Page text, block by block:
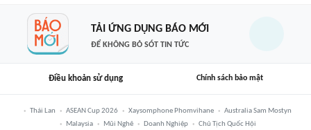
TẢI ỨNG DỤNG BÁO MỚI
ĐỂ KHÔNG BỎ SÓT TIN TỨC
Điều khoản sử dụng Chính sách bảo mật
Thái Lan ASEAN Cup 2026 Xaysomphone Phomvihane
Australia Sam Mostyn
Malaysia
Mũi Nghê Doanh Nghiệp
Chủ Tịch Quốc Hội